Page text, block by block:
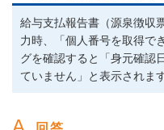
給与支払報告書（源泉徴収
力時、「個人番号を取得で
グを確認すると「身元確認
ていません」と表示されます